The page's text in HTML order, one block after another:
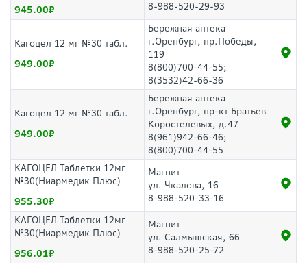
945.00
8-988-520-29-93
Кагоцел 12 мг №30 табл.
949.00
Бережная аптека
г.Оренбург, пр.Победы,
119
8(800)700-44-55;
8(3532)42-66-36
Кагоцел 12 мг №30 табл.
949.00
Бережная аптека
г.Оренбург, пр-кт Братьев
Коростелевых, д.47
8(961)942-66-46;
8(800)700-44-55
КАГОЦЕЛ Таблетки 12мг
№30(Ниармедик Плюс)
955.30
Магнит
ул. Чкалова, 16
8-988-520-33-16
КАГОЦЕЛ Таблетки 12мг
№30(Ниармедик Плюс)
956.01
Магнит
ул. Салмышская, 66
8-988-520-25-72